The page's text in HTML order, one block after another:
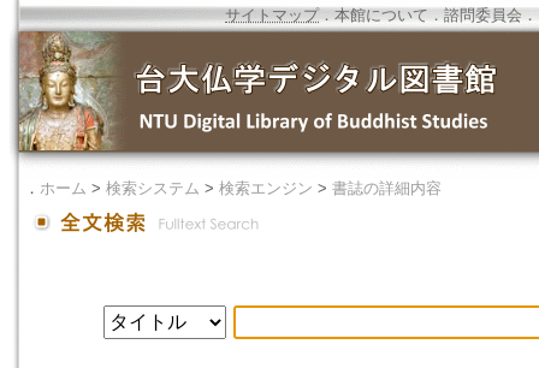
サイトマップ．本館について ． 諮問委員会 ．
． ホーム > 検索システム > 検索エンジン > 書誌の詳細内容